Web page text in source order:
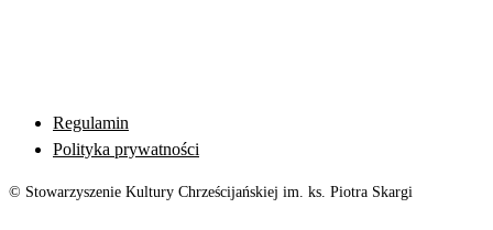
Regulamin
Polityka prywatności
© Stowarzyszenie Kultury Chrześcijańskiej im. ks. Piotra Skargi